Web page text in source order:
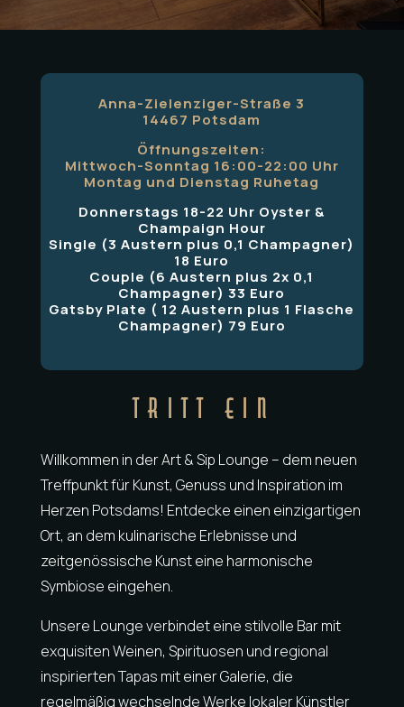
Anna-Zielenziger-Straße 3
14467 Potsdam
Öffnungszeiten:
Mittwoch-Sonntag 16:00-22:00 Uhr
Montag und Dienstag Ruhetag
Donnerstags 18-22 Uhr Oyster &
Champaign Hour
Single (3 Austern plus 0,1 Champagner)
18 Euro
Couple (6 Austern plus 2x 0,1
Champagner) 33 Euro
Gatsby Plate ( 12 Austern plus 1 Flasche
Champagner) 79 Euro
TRITT EIN
Willkommen in der Art & Sip Lounge – dem neuen
Treffpunkt für Kunst, Genuss und Inspiration im
Herzen Potsdams! Entdecke einen einzigartigen
Ort, an dem kulinarische Erlebnisse und
zeitgenössische Kunst eine harmonische
Symbiose eingehen.
Unsere Lounge verbindet eine stilvolle Bar mit
exquisiten Weinen, Spirituosen und regional
inspirierten Tapas mit einer Galerie, die
regelmäßig wechselnde Werke lokaler Künstler